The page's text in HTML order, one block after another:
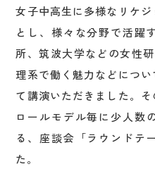
女子中高生に多様なリケ
とし、様々な分野で活躍
所、筑波大学などの女性
理系で働く魅力などにつ
て講演いただきました。
ロールモデル毎に少人数
る、座談会「ラウンドテ
た。